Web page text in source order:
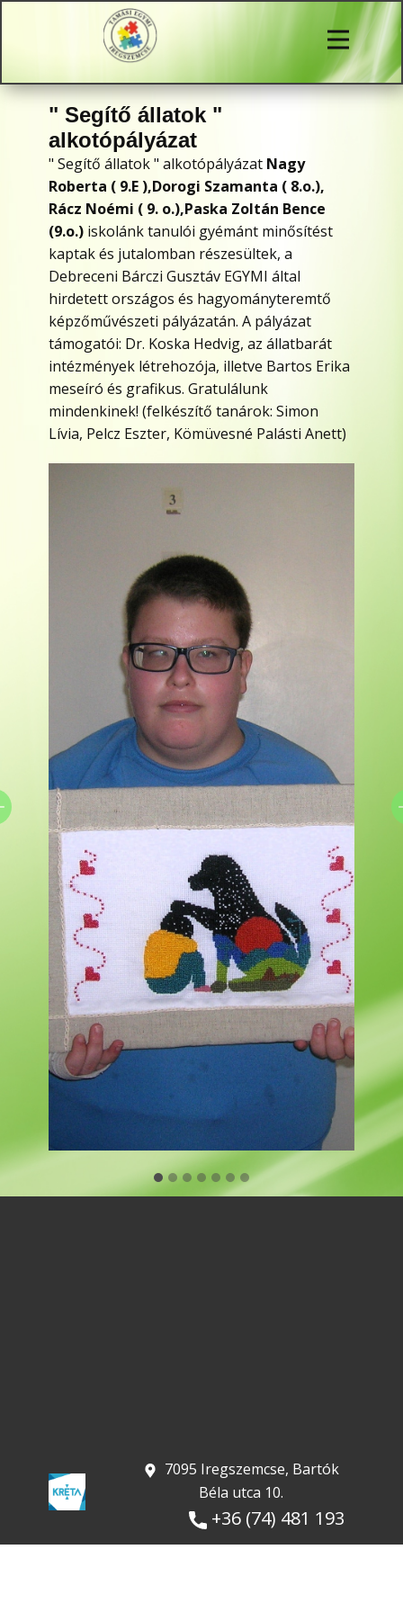
" Segítő állatok "
alkotópályázat
" Segítő állatok " alkotópályázat Nagy
Roberta ( 9.E ),Dorogi Szamanta ( 8.o.),
Rácz Noémi ( 9. o.),Paska Zoltán Bence
(9.o.) iskolánk tanulói gyémánt minősítést
kaptak és jutalomban részesültek, a
Debreceni Bárczi Gusztáv EGYMI által
hirdetett országos és hagyományteremtő
képzőművészeti pályázatán. A pályázat
támogatói: Dr. Koska Hedvig, az állatbarát
intézmények létrehozója, illetve Bartos Erika
meseíró és grafikus. Gratulálunk
mindenkinek! (felkészítő tanárok: Simon
Lívia, Pelcz Eszter, Kömüvesné Palásti Anett)
​ 7095 Iregszemcse, Bartók
Béla utca 10.
+36 (74) 481 193